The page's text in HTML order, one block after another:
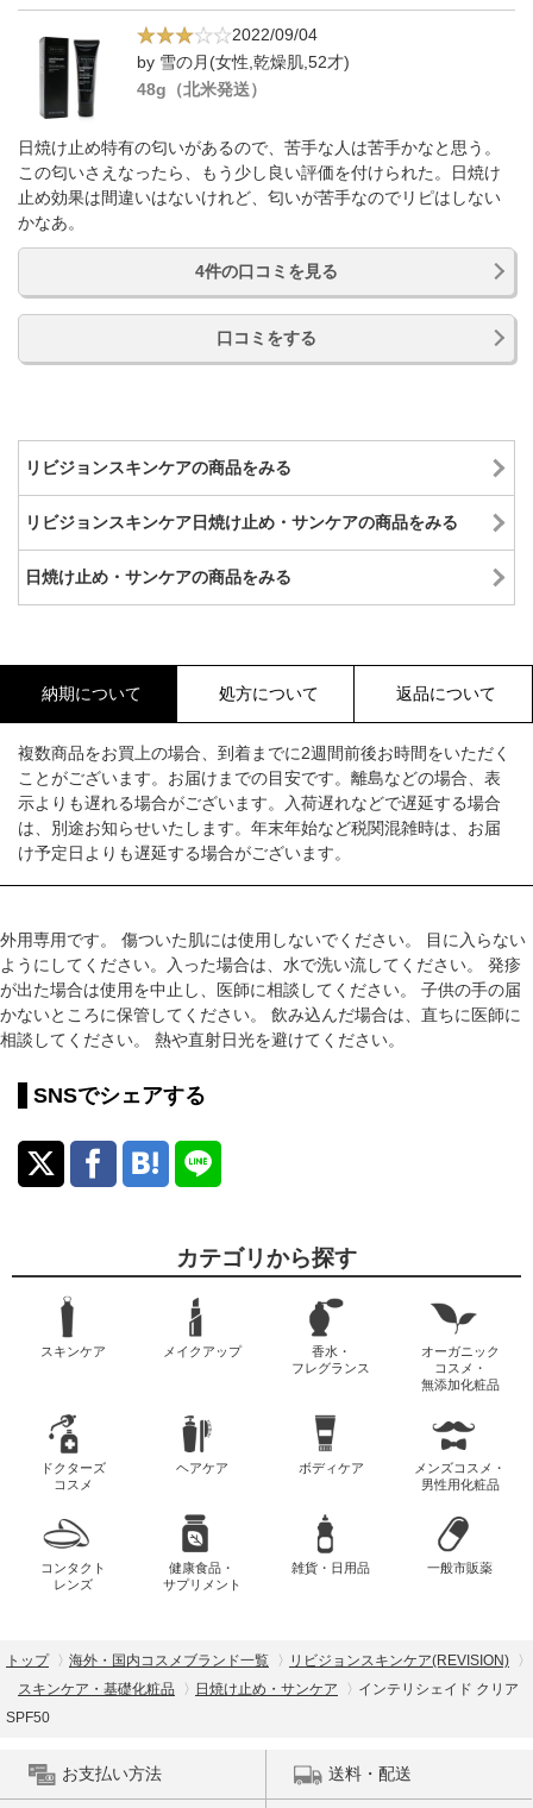
2022/09/04
by 雪の月(女性,乾燥肌,52才)
48g（北米発送）
日焼け止め特有の匂いがあるので、苦手な人は苦手かなと思う。
この匂いさえなったら、もう少し良い評価を付けられた。日焼け
止め効果は間違いはないけれど、匂いが苦手なのでリピはしない
かなあ。
4件の口コミを見る
口コミをする
リビジョンスキンケアの商品をみる
リビジョンスキンケア日焼け止め・サンケアの商品をみる
日焼け止め・サンケアの商品をみる
納期について 処方について 返品について
複数商品をお買上の場合、到着までに2週間前後お時間をいただく
ことがございます。お届けまでの目安です。離島などの場合、表
示よりも遅れる場合がございます。入荷遅れなどで遅延する場合
は、別途お知らせいたします。年末年始など税関混雑時は、お届
け予定日よりも遅延する場合がございます。
外用専用です。 傷ついた肌には使用しないでください。 目に入らない
ようにしてください。入った場合は、水で洗い流してください。 発疹
が出た場合は使用を中止し、医師に相談してください。 子供の手の届
かないところに保管してください。 飲み込んだ場合は、直ちに医師に
相談してください。 熱や直射日光を避けてください。
SNSでシェアする
カテゴリから探す
スキンケア メイクアップ
香水・
フレグランス
オーガニック
コスメ・
無添加化粧品
ドクターズ
コスメ
ヘアケア ボディケア
メンズコスメ・
男性用化粧品
コンタクト
レンズ
健康食品・
サプリメント
雑貨・日用品 一般市販薬
トップ 海外・国内コスメブランド一覧
リビジョンスキンケア(REVISION)
スキンケア・基礎化粧品
日焼け止め・サンケア
インテリシェイド クリア
SPF50
お支払い方法 送料・配送